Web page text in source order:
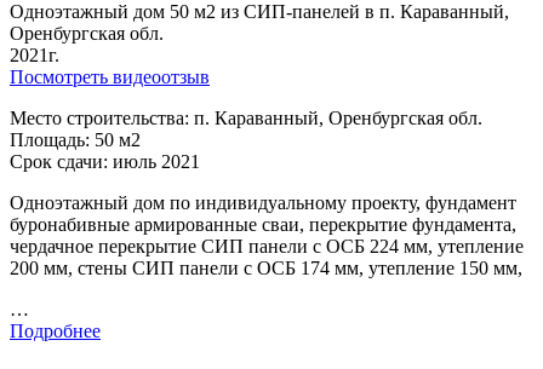
Одноэтажный дом 50 м2 из СИП-панелей в п. Караванный,
Оренбургская обл.
2021г.
Посмотреть видеоотзыв
Место строительства: п. Караванный, Оренбургская обл.
Площадь: 50 м2
Срок сдачи: июль 2021
Одноэтажный дом по индивидуальному проекту, фундамент
буронабивные армированные сваи, перекрытие фундамента,
чердачное перекрытие СИП панели с ОСБ 224 мм, утепление
200 мм, стены СИП панели с ОСБ 174 мм, утепление 150 мм,
…
Подробнее